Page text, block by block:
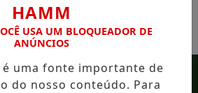
MENU
HAMM
USA UM BLOQUEADOR DE
ANÚNCIOS
uma fonte importante de
do nosso conteúdo. Para